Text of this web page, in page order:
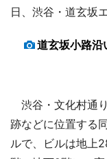
日、渋谷・道玄坂
道玄坂小路沿
渋谷・文化村通
跡などに位置する
ルで、ビルは地上